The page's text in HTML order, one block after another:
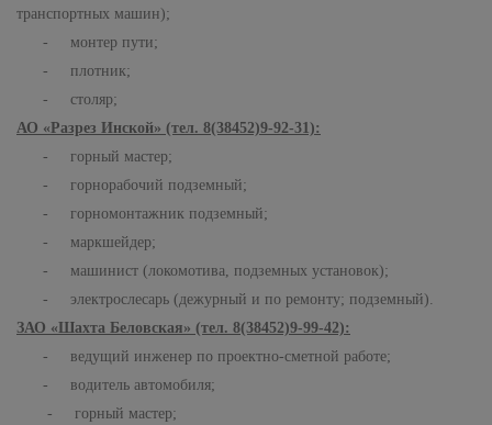
транспортных машин);
- монтер пути;
- плотник;
- столяр;
АО «Разрез Инской» (тел. 8(38452)9-92-31):
- горный мастер;
- горнорабочий подземный;
- горномонтажник подземный;
- маркшейдер;
- машинист (локомотива, подземных установок);
- электрослесарь (дежурный и по ремонту; подземный).
ЗАО «Шахта Беловская» (тел. 8(38452)9-99-42):
- ведущий инженер по проектно-сметной работе;
- водитель автомобиля;
- горный мастер;